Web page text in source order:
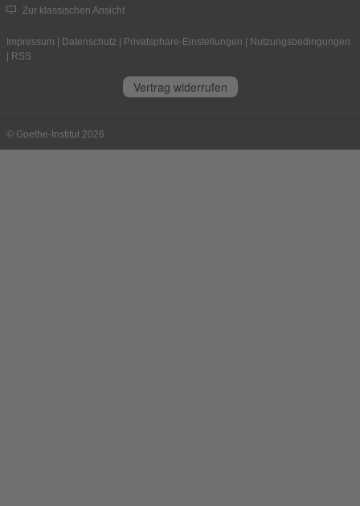
Zur klassischen Ansicht
Impressum Datenschutz Privatsphäre-Einstellungen
Nutzungsbedingungen
RSS
Vertrag widerrufen
© Goethe-Institut 2026